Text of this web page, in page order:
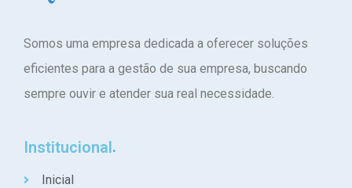
Somos uma empresa dedicada a oferecer soluções
eficientes para a gestão de sua empresa, buscando
sempre ouvir e atender sua real necessidade.
Institucional
Inicial